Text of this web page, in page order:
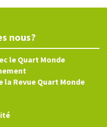
nous?
le Quart Monde
Revue Quart Monde